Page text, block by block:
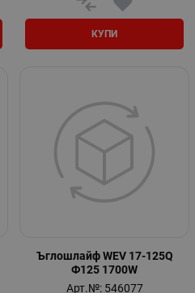
КУПИ
Ъглошлайф WEV 17-125Q
Ф125 1700W
Арт.№: 546077